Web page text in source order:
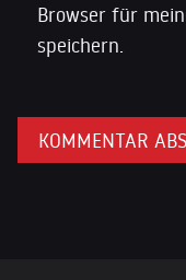
Browser für
speichern.